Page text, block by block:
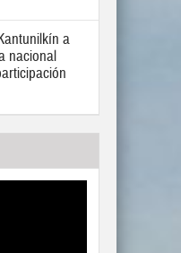
a
nacional